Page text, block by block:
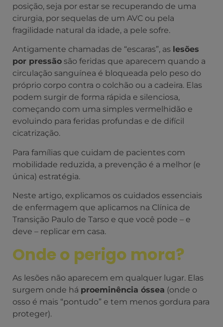
posição, seja por estar se recuperando de uma
cirurgia, por sequelas de um AVC ou pela
fragilidade natural da idade, a pele sofre.
Antigamente chamadas de “escaras”, as lesões
por pressão são feridas que aparecem quando a
circulação sanguínea é bloqueada pelo peso do
próprio corpo contra o colchão ou a cadeira. Elas
podem surgir de forma rápida e silenciosa,
começando com uma simples vermelhidão e
evoluindo para feridas profundas e de difícil
cicatrização.
Para famílias que cuidam de pacientes com
mobilidade reduzida, a prevenção é a melhor (e
única) estratégia.
Neste artigo, explicamos os cuidados essenciais
de enfermagem que aplicamos na Clínica de
Transição Paulo de Tarso e que você pode – e
deve – replicar em casa.
Onde o perigo mora?
As lesões não aparecem em qualquer lugar. Elas
surgem onde há proeminência óssea (onde o
osso é mais “pontudo” e tem menos gordura para
proteger).